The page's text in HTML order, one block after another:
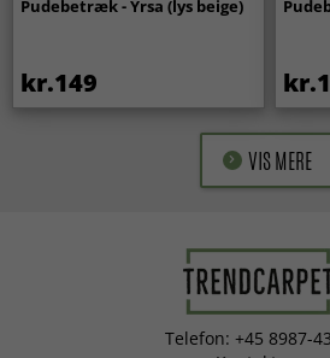
Pudebetræk - Yrsa (lys beige)
kr.149
VIS MERE
Telefon: +45 8987-